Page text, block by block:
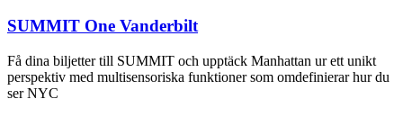
SUMMIT One Vanderbilt
Få dina biljetter till SUMMIT och upptäck Manhattan ur ett unikt
perspektiv med multisensoriska funktioner som omdefinierar hur du
ser NYC